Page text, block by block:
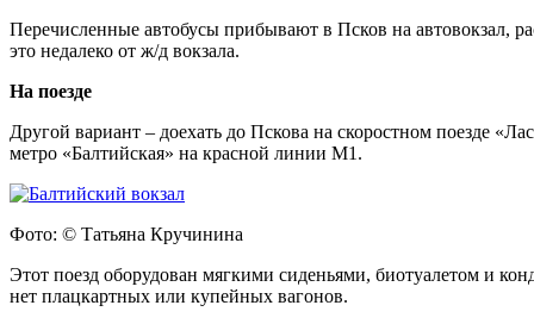
Перечисленные автобусы прибывают в Псков на автовокзал,
это недалеко от ж/д вокзала.
На поезде
Другой вариант – доехать до Пскова на скоростном поезде
метро «Балтийская» на красной линии М1.
Фото: © Татьяна Кручинина
Этот поезд оборудован мягкими сиденьями, биотуалетом и
нет плацкартных или купейных вагонов.